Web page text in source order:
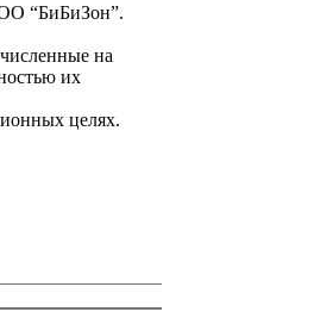
“БиБиЗон”.
на
их
целях.